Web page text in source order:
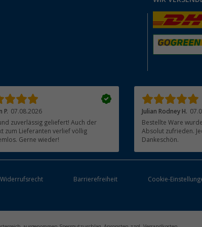
P. 07.08.2026
zuverlässig geliefert! Auch der
zum Lieferanten verlief völlig
Gerne wieder!
Julian Rodney H.
Bestellte Ware
Absolut zufrieden.
Dankeschön.
Widerrufsrecht Barrierefreiheit Cookie-